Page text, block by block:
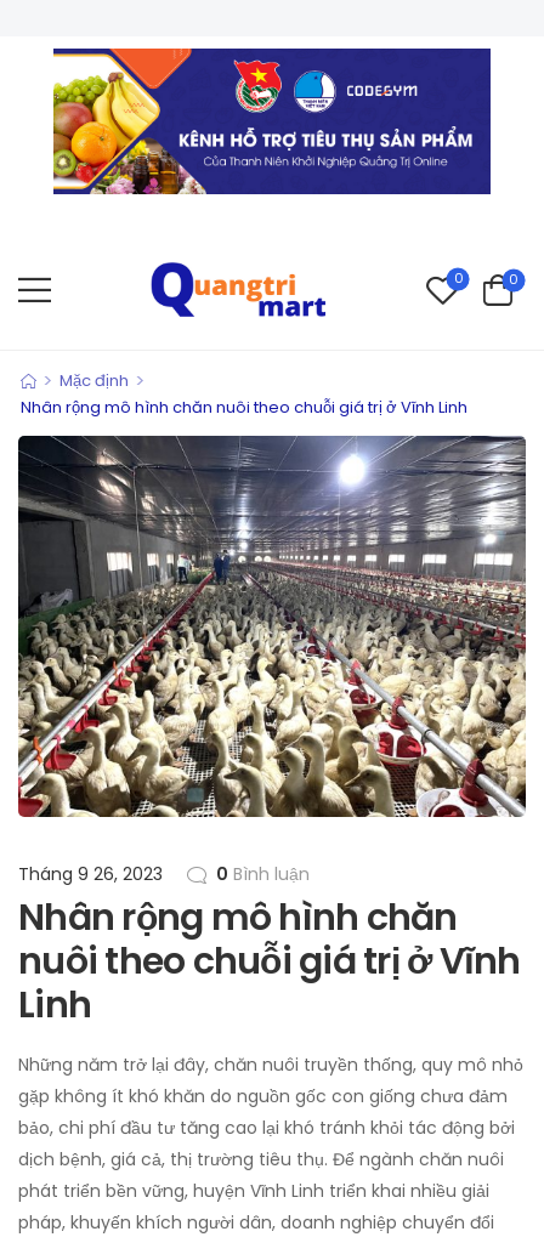
0 0
> Mặc định >
Nhân rộng mô hình chăn nuôi theo chuỗi giá trị ở Vĩnh Linh
Tháng 9 26, 2023 0 Bình luận
Nhân rộng mô hình chăn
nuôi theo chuỗi giá trị ở Vĩnh
Linh
Những năm trở lại đây, chăn nuôi truyền thống, quy mô nhỏ
gặp không ít khó khăn do nguồn gốc con giống chưa đảm
bảo, chi phí đầu tư tăng cao lại khó tránh khỏi tác động bởi
dịch bệnh, giá cả, thị trường tiêu thụ. Để ngành chăn nuôi
phát triển bền vững, huyện Vĩnh Linh triển khai nhiều giải
pháp, khuyến khích người dân, doanh nghiệp chuyển đổi